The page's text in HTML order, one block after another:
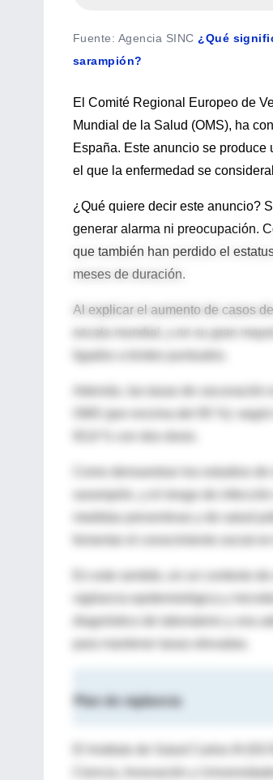
Fuente: Agencia SINC ¿Qué
sarampión?
El Comité Regional Europeo de
Mundial de la Salud (OMS), ha
España. Este anuncio se produce
el que la enfermedad se
¿Qué quiere decir este anuncio?
generar alarma ni preocupación.
que también han perdido el
meses de duración.
Al explicar el aumento de casos
escala mundial, y en su gran
ligados a brotes puntuales.
Además, las tasas de
OMS (por encima del 95 %):
Como demuestran los estudios
sarampión, y el riesgo de
En este sentido, en un contexto
vigilancia epidemiológica y
diagnóstico de laboratorio y una
Plan de vigilancia
El Instituto de Salud Carlos III
Ciencia, Innovación y